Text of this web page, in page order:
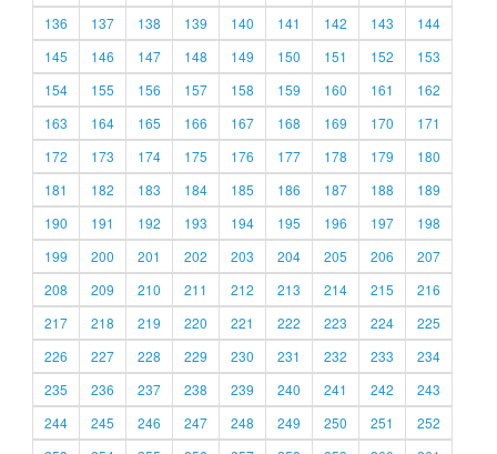
136
137 138 139 140 141 142 143
144
145
146 147 148 149 150 151 152
153
154
155 156 157 158 159 160 161
162
163
164 165 166 167 168 169 170
171
172
173 174 175 176 177 178 179
180
181
182 183 184 185 186 187 188
189
190
191 192 193 194 195 196 197
198
199
200 201 202 203 204 205 206
207
208
209 210 211 212 213 214 215
216
217
218 219 220 221 222 223 224
225
226
227 228 229 230 231 232 233
234
235
236 237 238 239 240 241 242
243
244
245 246 247 248 249 250 251
252